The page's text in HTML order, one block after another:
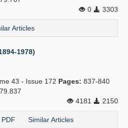
0
3303
Articles
1978)
43 - Issue 172 Pages: 837-840
4181
2150
PDF Similar Articles